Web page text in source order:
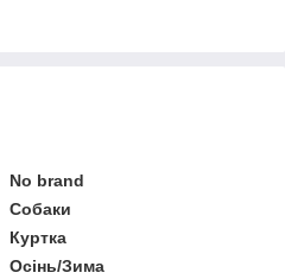
No brand
Собаки
Куртка
Осінь/Зима